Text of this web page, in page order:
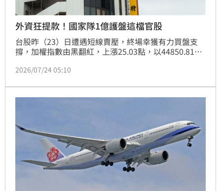
外資狂提款！國家隊1億護盤這檔官股
台股昨（23）日遭遇短線賣壓，終場幸獲有力買盤支
撐，加權指數由黑翻紅，上漲25.03點，以44850.81點
（2801）慘被倒貨逾2萬張。儘管國家隊進場護盤，但
售壓力，彰銀股價因此全日一蹶不振，收盤下挫
1.62%，報24.25元。
2026/07/24 05:10